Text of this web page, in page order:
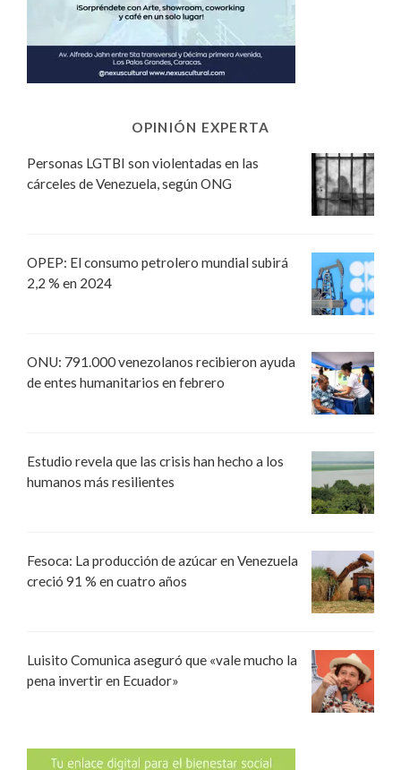
OPINIÓN EXPERTA
Personas LGTBI son violentadas en las
cárceles de Venezuela, según ONG
OPEP: El consumo petrolero mundial subirá
2,2 % en 2024
ONU: 791.000 venezolanos recibieron ayuda
de entes humanitarios en febrero
Estudio revela que las crisis han hecho a los
humanos más resilientes
Fesoca: La producción de azúcar en Venezuela
creció 91 % en cuatro años
Luisito Comunica aseguró que «vale mucho la
pena invertir en Ecuador»